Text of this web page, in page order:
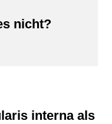
nicht?
interna als